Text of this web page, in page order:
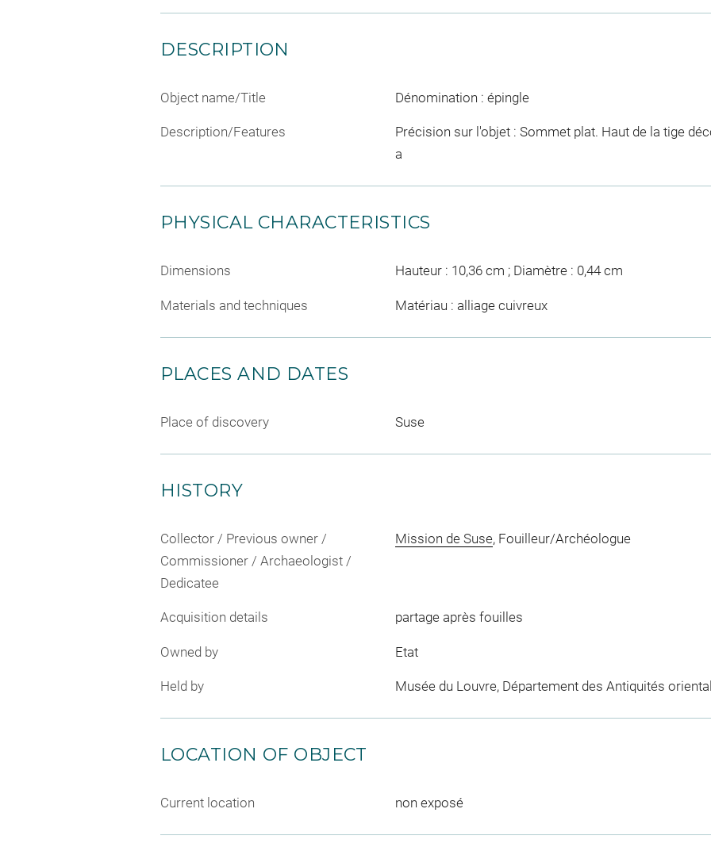
DESCRIPTION
Object name/Title Dénomination : épingle
Description/Features
Précision sur l'objet : Sommet plat. Haut de la tige
a
PHYSICAL CHARACTERISTICS
Dimensions Hauteur : 10,36 cm ; Diamètre : 0,44 cm
Materials and techniques Matériau : alliage cuivreux
PLACES AND DATES
Place of discovery Suse
HISTORY
Collector / Previous owner /
Commissioner / Archaeologist /
Dedicatee
Mission de Suse, Fouilleur/Archéologue
Acquisition details partage après fouilles
Owned by Etat
Held by Musée du Louvre, Département des Antiquités
LOCATION OF OBJECT
Current location non exposé